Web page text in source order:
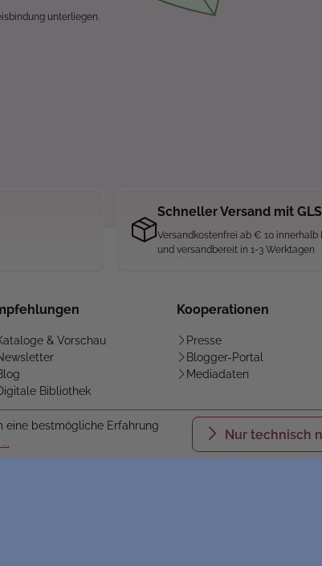
unterliegen.
Schneller Versand mit GLS
Versandkostenfrei ab € 10 innerhalb
und versandbereit in 1-3 Werktagen
& Vorschau
Bibliothek
Kooperationen
Presse
Blogger-Portal
Mediadaten
eine bestmögliche Erfahrung
Nur technisch